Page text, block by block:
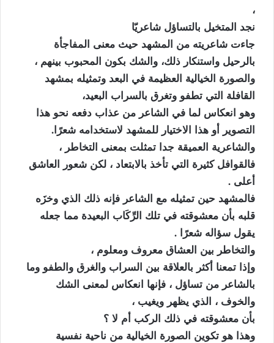
،
نجد المتخيل بالتساؤل شاعريّا
جاءت شاعريته من المشهد حيث معنى المفاجأة
بالرحيل واستنكار ذلك، والشك بكون المحبوب بينهم ،
‏والصورة الخيالية العظيمة في البعد وتمثيله بمشهد
القافلة التي تطفو وتغرق بالسراب البعيد،
‏وهو انعكاس لما في الشاعر من عذاب دفعه نحو هذا
التصوير أو هذا الاختيار للمشهد لاستخدامه شعرًا.
‏والشاعرية العميقة جدا تمثلت بمعنى التخاطر ،
‏فالقوافل كثيرة التي تأخذ بالابتعاد ، لكن شعور العاشق
أعلى .
‏فالمشهد حين تمثيله مع الشاعر فإنه ذلك الذي وخزَه
قلبه بأن معشوقته في تلك الرِّكَاب البعيدة مما جعله
يقول سؤاله شعرًا .
‏والتخاطر بين العشاق معروف ومعلوم ،
وإذا تمعنا أكثر بالعلاقة بين السراب والغرق والطفو وما
بالشاعر من تساؤل ، فإنها انعكاس لمعنى الشك
والخوف ، الذي يظهر ويغيب ،
‏بأن معشوقته في ذلك الركب أم لا ؟
‏وهذا هو تكوين الصورة الخيالية من ناحية نفسية